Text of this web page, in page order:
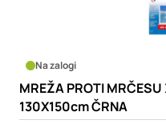
Na zalogi
MREŽA PROTI
130X150cm ČRNA
vaših interesov, ki ga nato
oglasov na drugih spletnih
edinstveno prepoznavanje
zavrnete uporabo teh
ciljnega spletnega